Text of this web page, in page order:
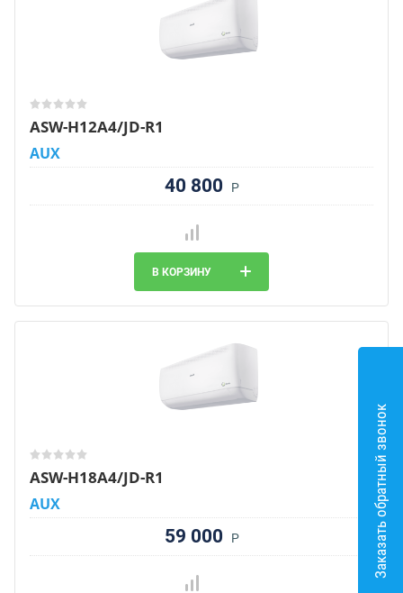
Заказать обратный звонок
ASW-H12A4/JD-R1
AUX
40 800 Р
В КОРЗИНУ
ASW-H18A4/JD-R1
AUX
59 000 Р